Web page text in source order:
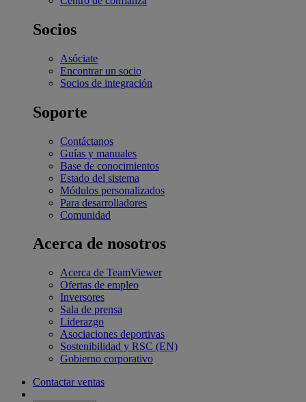
Socios
Asóciate
Encontrar un socio
Socios de integración
Soporte
Contáctanos
Guías y manuales
Base de conocimientos
Estado del sistema
Módulos personalizados
Para desarrolladores
Comunidad
Acerca de nosotros
Acerca de TeamViewer
Ofertas de empleo
Inversores
Sala de prensa
Liderazgo
Asociaciones deportivas
Sostenibilidad y RSC (EN)
Gobierno corporativo
Contactar ventas